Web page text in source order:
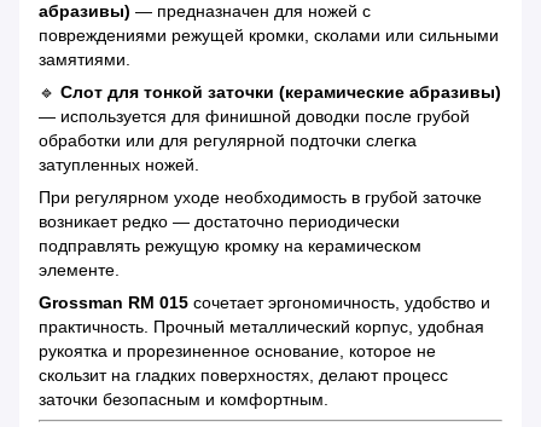
абразивы) — предназначен для ножей с
повреждениями режущей кромки, сколами или сильными
замятиями.
🔹 Слот для тонкой заточки (керамические абразивы)
— используется для финишной доводки после грубой
обработки или для регулярной подточки слегка
затупленных ножей.
При регулярном уходе необходимость в грубой заточке
возникает редко — достаточно периодически
подправлять режущую кромку на керамическом
элементе.
Grossman RM 015 сочетает эргономичность, удобство и
практичность. Прочный металлический корпус, удобная
рукоятка и прорезиненное основание, которое не
скользит на гладких поверхностях, делают процесс
заточки безопасным и комфортным.